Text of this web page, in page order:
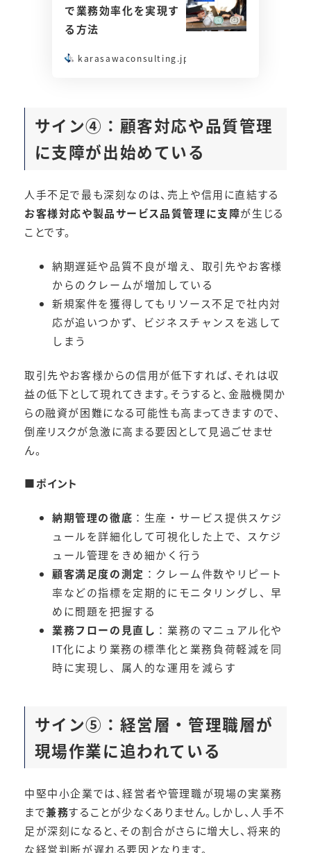
で業務効率化を実現す
る方法
karasawaconsulting.jp
サイン④： 顧客対応や品質管理
に支障が出始めている
人手不足で最も深刻なのは、売上や信用に直結する
お客様対応や製品サービス品質管理に支障が生じる
ことです。
納期遅延や品質不良が増え、取引先やお客様
からのクレームが増加している
新規案件を獲得してもリソース不足で社内対
応が追いつかず、ビジネスチャンスを逃して
しまう
取引先やお客様からの信用が低下すれば、それは収
益の低下として現れてきます。そうすると、金融機関か
らの融資が困難になる可能性も高まってきますので、
倒産リスクが急激に高まる要因として見過ごせませ
ん。
■ポイント
納期管理の徹底 ：生産・サービス提供スケジ
ュールを詳細化して可視化した上で、スケジ
ュール管理をきめ細かく行う
顧客満足度の測定 ：クレーム件数やリピート
率などの指標を定期的にモニタリングし、早
めに問題を把握する
業務フローの見直し ：業務のマニュアル化や
IT化により業務の標準化と業務負荷軽減を同
時に実現し、属人的な運用を減らす
サイン⑤： 経営層・管理職層が
現場作業に追われている
中堅中小企業では、経営者や管理職が現場の実業務
まで兼務することが少なくありません。しかし、人手不
足が深刻になると、その割合がさらに増大し、将来的
な経営判断が遅れる要因となります。